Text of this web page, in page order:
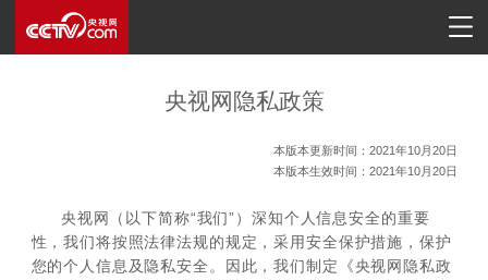
央视网隐私政策
本版本更新时间：2021年10月20日
本版本生效时间：2021年10月20日
央视网（以下简称“我们”）深知个人信息安全的重要
性，我们将按照法律法规的规定，采用安全保护措施，保护
您的个人信息及隐私安全。因此，我们制定《央视网隐私政